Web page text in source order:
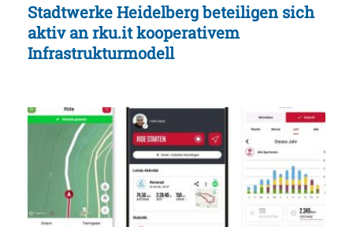
Stadtwerke Heidelberg beteiligen sich
aktiv an rku.it kooperativem
Infrastrukturmodell